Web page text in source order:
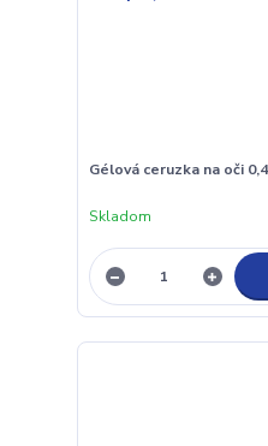
Gélová ceruzka na oči
Skladom